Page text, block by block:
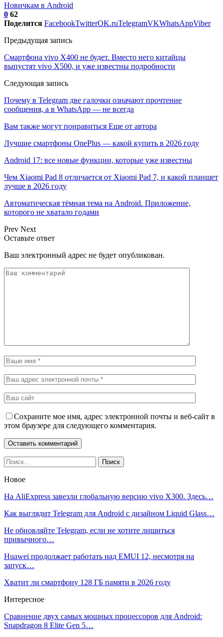
Новичкам в Android
0 62
Поделится FacebookTwitterOK.ruTelegramVKWhatsAppViber
Предыдущая запись
Смартфона vivo X400 не будет. Вместо него китайцы
выпустят vivo X500, и уже известны подробности
Следующая запись
Почему в Telegram две галочки означают прочтение
сообщения, а в WhatsApp — не всегда
Вам также могут понравиться Еще от автора
Лучшие смартфоны OnePlus — какой купить в 2026 году
Android 17: все новые функции, которые уже известны
Чем Xiaomi Pad 8 отличается от Xiaomi Pad 7, и какой планшет
лучше в 2026 году
Автоматическая тёмная тема на Android. Приложение,
которого не хватало годами
Prev Next
Оставьте ответ
Ваш электронный адрес не будет опубликован.
Сохраните мое имя, адрес электронной почты и веб-сайт в
этом браузере для следующего комментария.
Новое
На AliExpress завезли глобальную версию vivo X300. Здесь…
Как выглядит Telegram для Android с дизайном Liquid Glass…
Не обновляйте Telegram, если не хотите лишиться
привычного…
Huawei продолжает работать над EMUI 12, несмотря на
запуск…
Хватит ли смартфону 128 ГБ памяти в 2026 году
Интересное
Сравнение двух самых мощных процессоров для Android:
Snapdragon 8 Elite Gen 5…